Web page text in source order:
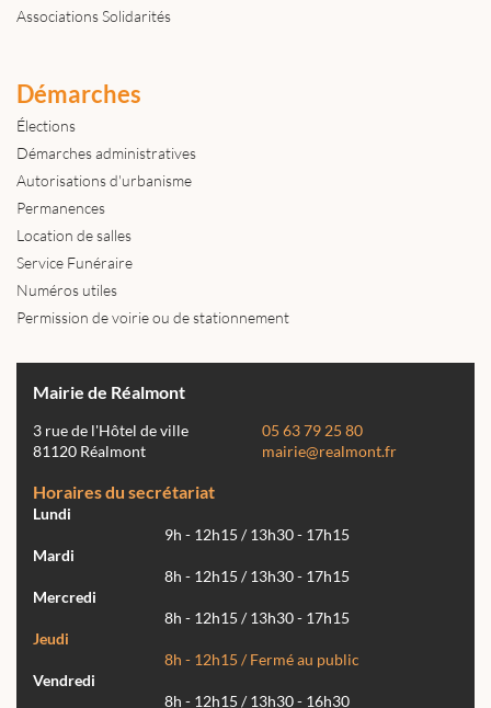
Associations Solidarités
Démarches
Élections
Démarches administratives
Autorisations d'urbanisme
Permanences
Location de salles
Service Funéraire
Numéros utiles
Permission de voirie ou de stationnement
Mairie de Réalmont
3 rue de l'Hôtel de ville
81120 Réalmont
05 63 79 25 80
mairie@realmont.fr
Horaires du secrétariat
Lundi
9h - 12h15 / 13h30 - 17h15
Mardi
8h - 12h15 / 13h30 - 17h15
Mercredi
8h - 12h15 / 13h30 - 17h15
Jeudi
8h - 12h15 / Fermé au public
Vendredi
8h - 12h15 / 13h30 - 16h30